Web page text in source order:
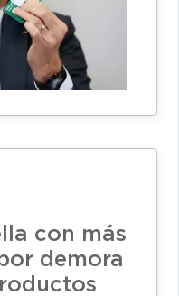
con más
demora